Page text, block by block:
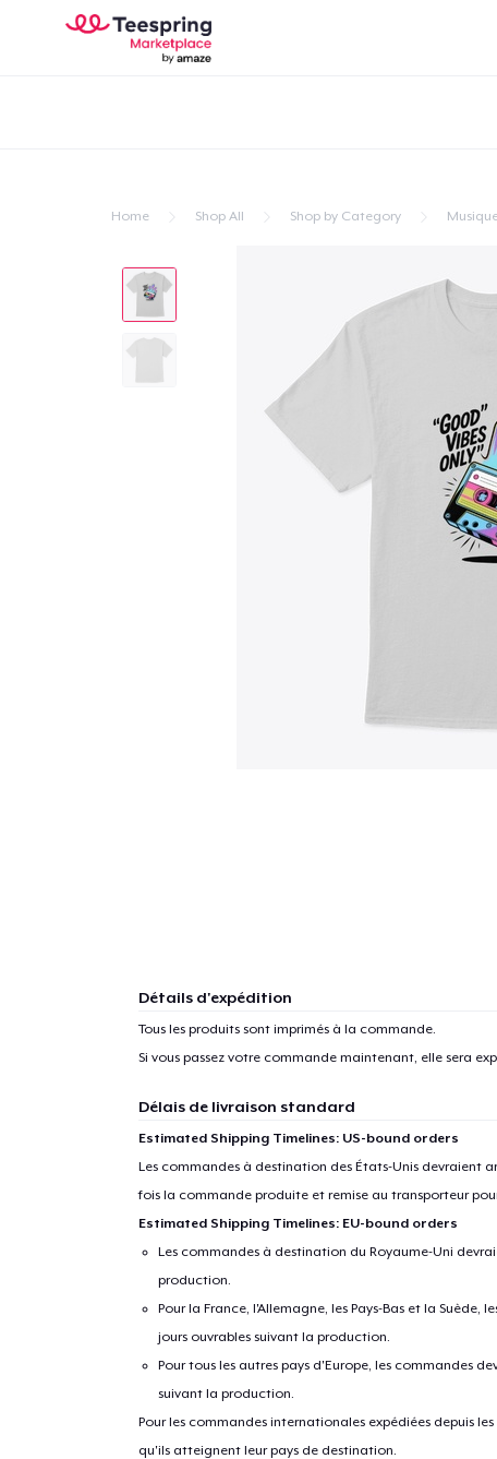
Home Shop All Shop by Category
Détails d'expédition
Tous les produits sont imprimés à la commande.
Si vous passez votre commande maintenant, elle sera
Délais de livraison standard
Estimated Shipping Timelines: US-bound orders
Les commandes à destination des États-Unis devraient
fois la commande produite et remise au transporteur
Estimated Shipping Timelines: EU-bound orders
Les commandes à destination du Royaume-Uni
production.
Pour la France, l'Allemagne, les Pays-Bas et la Suède,
jours ouvrables suivant la production.
Pour tous les autres pays d'Europe, les commandes
suivant la production.
Pour les commandes internationales expédiées depuis
qu'ils atteignent leur pays de destination.